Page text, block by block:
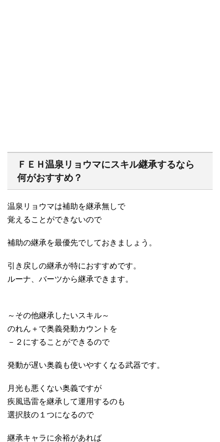
ＦＥＨ温泉リョウマにスキル継承するなら
何がおすすめ？
温泉リョウマは補助を継承無しで
覚えることができないので
補助の継承を最優先でしておきましょう。
引き戻しの継承が特におすすめです。
ルーナ、バーツから継承できます。
～その他継承したいスキル～
のれん＋で奥義発動カウントを
－２にすることができるので
発動が遅い奥義も使いやすくなる武器です。
月光も悪くない奥義ですが
疾風迅雷を継承して運用するのも
選択肢の１つになるので
継承キャラに余裕があれば